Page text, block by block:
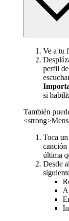
Ve a tu
perfil
si
También
Toca
canción
última
Desde